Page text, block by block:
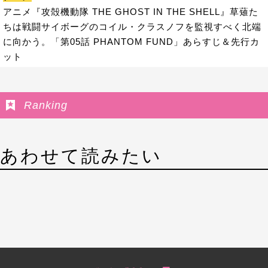
アニメ『攻殻機動隊 THE GHOST IN THE SHELL』草薙た
ちは戦闘サイボーグのコイル・クラスノフを監視すべく北端
に向かう。「第05話 PHANTOM FUND」あらすじ＆先行カ
ット
Ranking
あわせて読みたい